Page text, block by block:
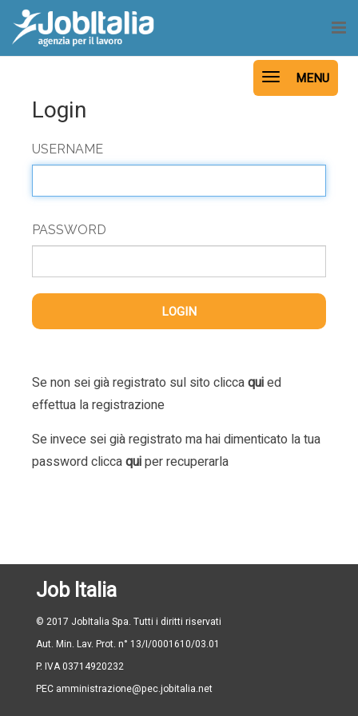
TOGGLEMENU
Login
USERNAME
PASSWORD
Se non sei già registrato sul sito cliccaquied
effettua la registrazione
Se invece sei già registrato ma hai dimenticato la tua
password cliccaquiper recuperarla
Job Italia
© 2017 JobItalia Spa. Tutti i diritti riservati
Aut. Min. Lav. Prot. n° 13/I/0001610/03.01
P. IVA 03714920232
PEC amministrazione@pec.jobitalia.net